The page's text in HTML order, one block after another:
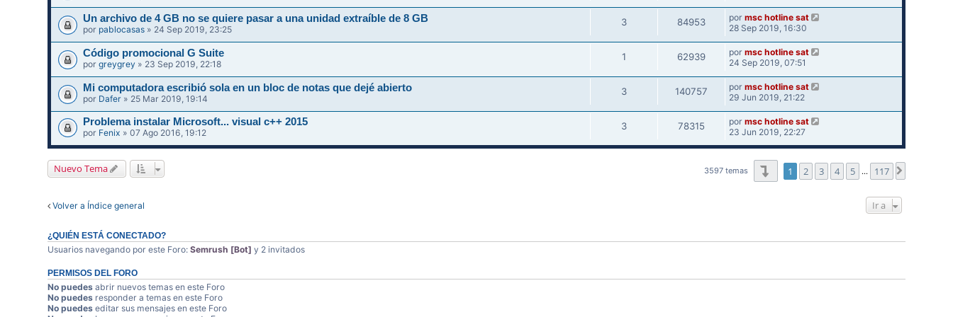
Un archivo de 4 GB no se quiere pasar a una unidad extraíble de 8 GB
por pablocasas » 24 Sep 2019, 23:25
3 84953 por msc hotline sat
28 Sep 2019, 16:30
Código promocional G Suite
porgreygrey » 23 Sep 2019, 22:18
1 62939 por msc hotline sat
24 Sep 2019, 07:51
Mi computadora escribió sola en un bloc de notas que dejé abierto
por Dafer » 25 Mar 2019, 19:14
3 140757 por msc hotline sat
29 Jun 2019, 21:22
Problema instalar Microsoft... visual c++ 2015
por Fenix » 07 Ago 2016, 19:12
3 78315 por msc hotline sat
23 Jun 2019, 22:27
Nuevo Tema 3597 temas Página1 de 117
1 2 3 4 5 … 117
Volver a Índice general Ir a
¿QUIÉN ESTÁ CONECTADO?
Usuarios navegando por este Foro:Semrush [Bot] y 2 invitados
PERMISOS DEL FORO
No puedes abrir nuevos temas en este Foro
No puedes responder a temas en este Foro
No puedes editar sus mensajes en este Foro